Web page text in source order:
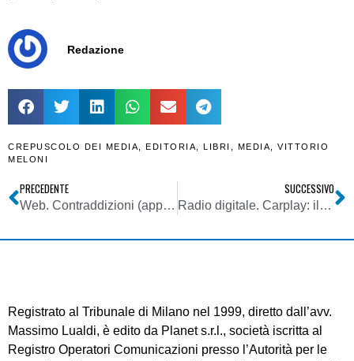
Redazione
CREPUSCOLO DEI MEDIA EDITORIA LIBRI MEDIA
VITTORIO
MELONI
PRECEDENTE
Web. Contraddizioni (apparenti): Google lancia un Adblock. Ma intanto tende una mano agli editori
SUCCESSIVO
Radio digitale. Carplay: il futuro IP è già in strada (anche in Italia). Ecco lo stato dell’arte
Registrato al Tribunale di Milano nel 1999, diretto dall’avv.
Massimo Lualdi, è edito da Planet s.r.l., società iscritta al
Registro Operatori Comunicazioni presso l’Autorità per le